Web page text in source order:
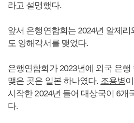
라고 설명했다.
앞서 은행연합회는 2024년 알제
도 양해각서를 맺었다.
은행연합회가 2023년에 외국 은
맺은 곳은 일본 하나였다. 조용병
시작한 2024년 들어 대상국이 6개
다.